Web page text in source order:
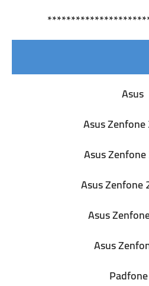
Asus
Asus Zenfone
Asus
Asus Zenfone
Asus
Asus